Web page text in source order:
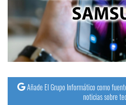
Operadores
Trucos
y
Tutoriales
Añade El Grupo Informático como
noticias sobre